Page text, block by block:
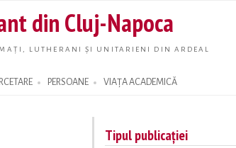
main
content
din Cluj-Napoca
LUTHERANI ȘI UNITARIENI DIN ARDEAL
PERSOANE VIAȚA ACADEMICĂ
Tipul publicației